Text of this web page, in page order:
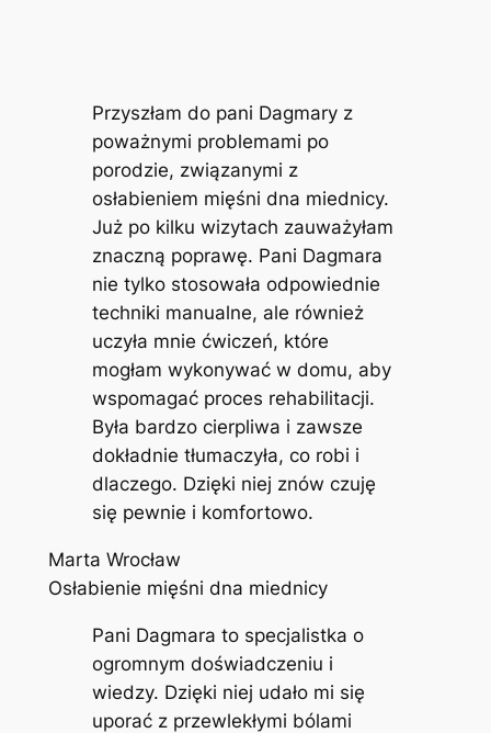
Przyszłam do pani Dagmary z
poważnymi problemami po
porodzie, związanymi z
osłabieniem mięśni dna miednicy.
Już po kilku wizytach zauważyłam
znaczną poprawę. Pani Dagmara
nie tylko stosowała odpowiednie
techniki manualne, ale również
uczyła mnie ćwiczeń, które
mogłam wykonywać w domu, aby
wspomagać proces rehabilitacji.
Była bardzo cierpliwa i zawsze
dokładnie tłumaczyła, co robi i
dlaczego. Dzięki niej znów czuję
się pewnie i komfortowo.
Marta Wrocław
Osłabienie mięśni dna miednicy
Pani Dagmara to specjalistka o
ogromnym doświadczeniu i
wiedzy. Dzięki niej udało mi się
uporać z przewlekłymi bólami